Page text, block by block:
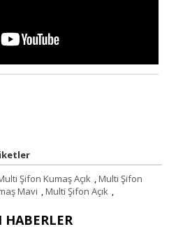
Şifon Kumaş Açık ,Multi Şifon
Mavi ,Multi Şifon Açık ,
HABERLER